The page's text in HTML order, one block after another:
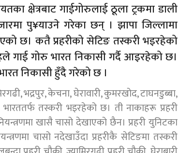
क्षेत्रबाट गाईगोरुलाई ठूला ट्रकमा डाली
पु¥याउने गरेका छन् । झापा जिल्लामा
छ। कतै प्रहरीको सेटिङ तस्करी भइरहेको
गोरु भारत निकासी गर्दै आइरहेको छ।
निकासी हुँदै गरेको छ ।
भद्रपुर, केचना, घेरावारी, कुमरखोद, टाघनडुब्बा,
तस्करी भइरहेको छ। ती नाकाहरू प्रहरी
खासै चासो देखाएको छैन। प्रहरी युनिटका
चासो नदेखाउँदा प्रहरीकै सेटिङमा तस्करी